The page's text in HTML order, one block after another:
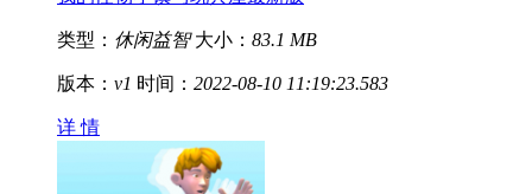
类型： 休闲益智 大小： 83.1 MB
版本： v1 时间： 2022-08-10 11:19:23.583
详 情